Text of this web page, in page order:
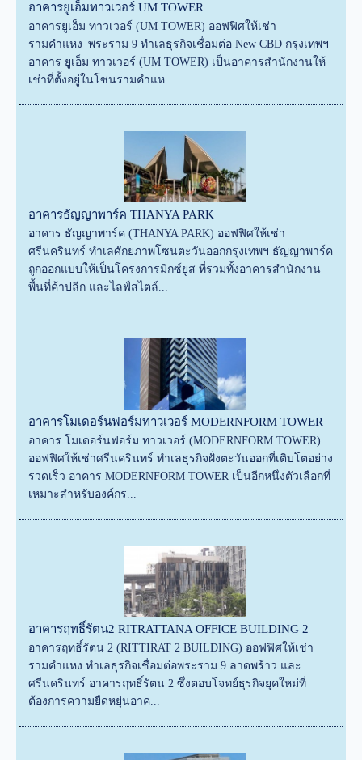
อาคารยูเอ็มทาวเวอร์ UM TOWER
อาคารยูเอ็ม ทาวเวอร์ (UM TOWER) ออฟฟิศให้เช่า
รามคำแหง–พระราม 9 ทำเลธุรกิจเชื่อมต่อ New CBD กรุงเทพฯ
อาคาร ยูเอ็ม ทาวเวอร์ (UM TOWER) เป็นอาคารสำนักงานให้
เช่าที่ตั้งอยู่ในโซนรามคำแห...
อาคารธัญญาพาร์ค THANYA PARK
อาคาร ธัญญาพาร์ค (THANYA PARK) ออฟฟิศให้เช่า
ศรีนครินทร์ ทำเลศักยภาพโซนตะวันออกกรุงเทพฯ ธัญญาพาร์ค
ถูกออกแบบให้เป็นโครงการมิกซ์ยูส ที่รวมทั้งอาคารสำนักงาน
พื้นที่ค้าปลีก และไลฟ์สไตล์...
อาคารโมเดอร์นฟอร์มทาวเวอร์ MODERNFORM TOWER
อาคาร โมเดอร์นฟอร์ม ทาวเวอร์ (MODERNFORM TOWER)
ออฟฟิศให้เช่าศรีนครินทร์ ทำเลธุรกิจฝั่งตะวันออกที่เติบโตอย่าง
รวดเร็ว อาคาร MODERNFORM TOWER เป็นอีกหนึ่งตัวเลือกที่
เหมาะสำหรับองค์กร...
อาคารฤทธิ์รัตน2 RITRATTANA OFFICE BUILDING 2
อาคารฤทธิ์รัตน 2 (RITTIRAT 2 BUILDING) ออฟฟิศให้เช่า
รามคำแหง ทำเลธุรกิจเชื่อมต่อพระราม 9 ลาดพร้าว และ
ศรีนครินทร์ อาคารฤทธิ์รัตน 2 ซึ่งตอบโจทย์ธุรกิจยุคใหม่ที่
ต้องการความยืดหยุ่นอาค...